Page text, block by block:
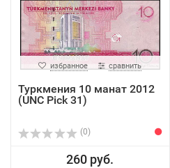
избранное сравнить
Туркмения 10 манат 2012
(UNC Pick 31)
(0)
260 руб.